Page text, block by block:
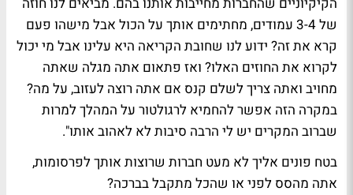
של 3-4 עמודים, מחתימים אותך על הכול אבל מישהו פעם
קרא את זה? ידוע לנו שחובת הקריאה היא עלינו אבל מי יכול
לקרוא את החוזים האלו? ואז פתאום אתה מגלה שאתה
מחויב ואתה צריך לשלם קנס אם אתה רוצה לעזוב, על מה?
במקרה הזה אפשר להחמיא לרגולטור על המהלך למרות
שברוב המקרים יש לי הרבה סיבות לא לאהוב אותו".
בטח פונים אליך לא מעט חברות שרוצות אותך לפרסומות,
אתה מהסס לפני או שהכל מתקבל בברכה?